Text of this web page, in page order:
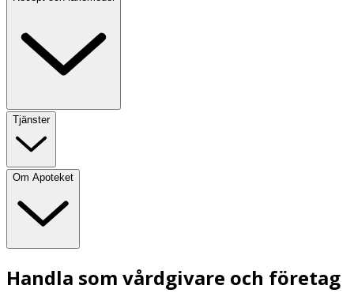
Tjänster
Om Apoteket
Handla som vårdgivare och företag